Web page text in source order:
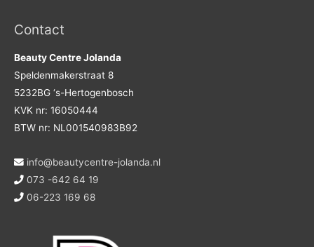
Contact
Beauty Centre Jolanda
Speldenmakerstraat 8
5232BG ‘s-Hertogenbosch
KVK nr: 16050444
BTW nr: NL001540983B92
info@beautycentre-jolanda.nl
073 -642 64 19
06-223 169 68